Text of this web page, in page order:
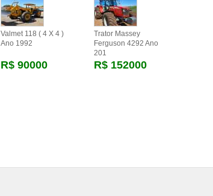
Valmet 118 ( 4 X 4 )
Ano 1992
R$ 90000
Trator Massey
Ferguson 4292 Ano
201
R$ 152000